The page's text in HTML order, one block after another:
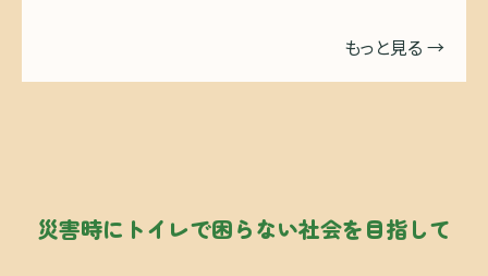
もっと見る →
災害時にトイレで困らない社会を目指して​